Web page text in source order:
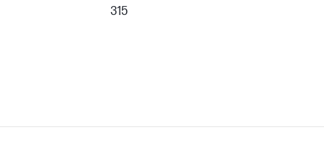
315